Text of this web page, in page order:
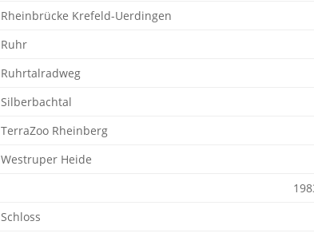
Rheinbrücke Krefeld-Uerdingen
Ruhr
Ruhrtalradweg
Silberbachtal
TerraZoo Rheinberg
Westruper Heide
Schloss